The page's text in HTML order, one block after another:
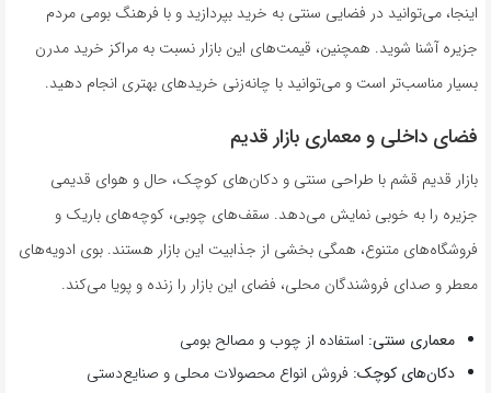
اینجا، می‌توانید در فضایی سنتی به خرید بپردازید و با فرهنگ بومی مردم
جزیره آشنا شوید. همچنین، قیمت‌های این بازار نسبت به مراکز خرید مدرن
بسیار مناسب‌تر است و می‌توانید با چانه‌زنی خریدهای بهتری انجام دهید.
فضای داخلی و معماری بازار قدیم
بازار قدیم قشم با طراحی سنتی و دکان‌های کوچک، حال و هوای قدیمی
جزیره را به خوبی نمایش می‌دهد. سقف‌های چوبی، کوچه‌های باریک و
فروشگاه‌های متنوع، همگی بخشی از جذابیت این بازار هستند. بوی ادویه‌های
معطر و صدای فروشندگان محلی، فضای این بازار را زنده و پویا می‌کند.
معماری سنتی: استفاده از چوب و مصالح بومی
دکان‌های کوچک: فروش انواع محصولات محلی و صنایع‌دستی